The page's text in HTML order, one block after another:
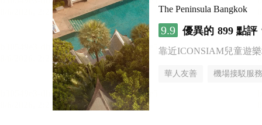
The Peninsula Bangkok
9.9 優異的 899 點評
靠近ICONSIAM兒童遊
華人友善 機場接駁服務